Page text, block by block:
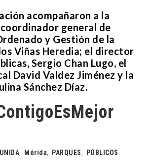
acompañaron a la
general de
y Gestión de la
Viñas Heredia; el director
Sergio Chan Lugo, el
David Valdez Jiménez y la
Sánchez Díaz.
, Mérida, PARQUES, PÚBLICOS